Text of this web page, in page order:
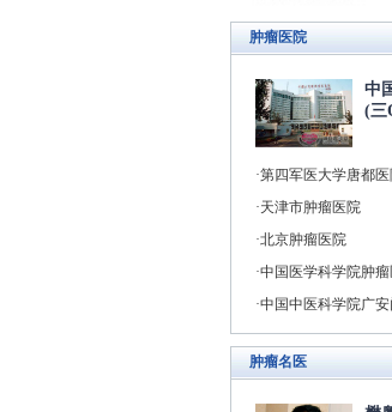
肿瘤医院
中
(三
第四军医大学唐都
天津市肿瘤医院
北京肿瘤医院
中国医学科学院肿
中国中医科学院广
肿瘤名医